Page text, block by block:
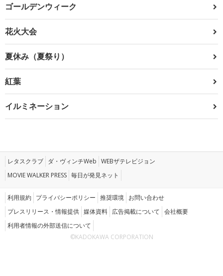
ゴールデンウィーク
花火大会
夏休み（夏祭り）
紅葉
イルミネーション
レタスクラブ ダ・ヴィンチWeb WEBザテレビジョン
MOVIE WALKER PRESS 毎日が発見ネット
利用規約 プライバシーポリシー 推奨環境 お問い合わせ
プレスリリース・情報提供 媒体資料 広告掲載について 会社概要
利用者情報の外部送信について
©KADOKAWA CORPORATION